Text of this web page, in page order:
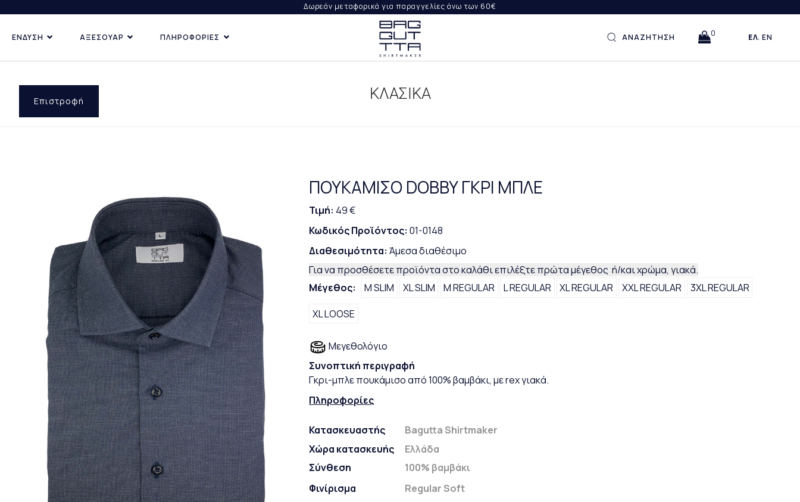
0
Δωρεάν μεταφορικά για παραγγελίες άνω των 60€
ΕΝΔΥΣΗ ΑΞΕΣΟΥΑΡ ΠΛΗΡΟΦΟΡΙΕΣ ΑΝΑΖΗΤΗΣΗ ΕΛΛΗΝΙΚΆ
ENGLISH
ΚΛΑΣΙΚΑ
Επιστροφή
ΠΟΥΚΑΜΙΣΟ DOBBY ΓΚΡΙ ΜΠΛΕ
Τιμή: 49 €
Κωδικός Προϊόντος: 01-0148
Διαθεσιμότητα: Άμεσα διαθέσιμο
Για να προσθέσετε προϊόντα στο καλάθι επιλέξτε πρώτα μέγεθος ή/και χρώμα, γιακά.
Μέγεθος:
M SLIM XL SLIM M REGULAR L REGULAR XL REGULAR XXL REGULAR
3XL REGULAR
XL LOOSE
Μεγεθολόγιο
Συνοπτική περιγραφή
Γκρι-μπλε πουκάμισο από 100% βαμβάκι, με rex γιακά.
Πληροφορίες
Κατασκευαστής
Bagutta Shirtmaker
Χώρα κατασκευής
Ελλάδα
Σύνθεση
100% βαμβάκι
Φινίρισμα
Regular Soft